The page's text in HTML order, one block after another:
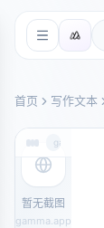
首页 写作文本
gamma.app
暂无截图
gamma.app